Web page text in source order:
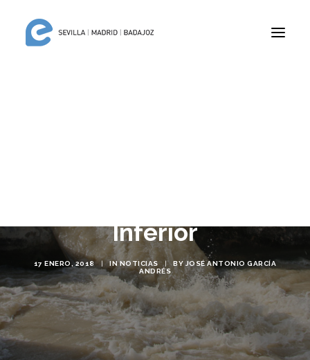
Inferior
17 ENERO, 2018 | INNOTICIAS | BY JOSÉ ANTONIO GARCÍA
ANDRÉS